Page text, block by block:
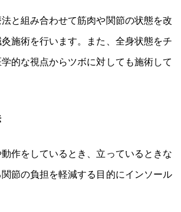
と組み合わせて筋肉や関節の状態を改
施術を行います。また、全身状態をチ
的な視点からツボに対しても施術して
作をしているとき、立っているときな
節の負担を軽減する目的にインソール